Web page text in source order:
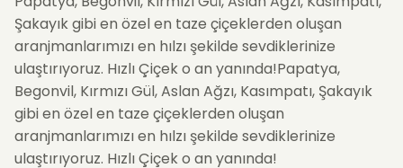
Şakayık gibi en özel en taze çiçeklerden oluşan
aranjmanlarımızı en hılzı şekilde sevdiklerinize
ulaştırıyoruz. Hızlı Çiçek o an yanında!Papatya,
Begonvil, Kırmızı Gül, Aslan Ağzı, Kasımpatı, Şakayık
gibi en özel en taze çiçeklerden oluşan
aranjmanlarımızı en hılzı şekilde sevdiklerinize
ulaştırıyoruz. Hızlı Çiçek o an yanında!